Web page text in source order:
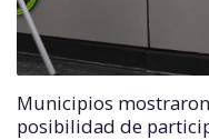
Municipios
posibilidad de